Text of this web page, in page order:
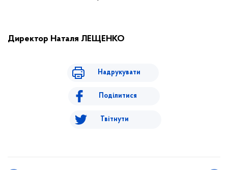
Директор Наталя ЛЕЩЕНКО
Надрукувати
Поділитися
Твітнути